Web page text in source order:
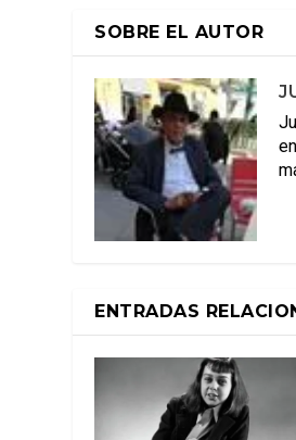
SOBRE EL AUTOR
ENTRADAS